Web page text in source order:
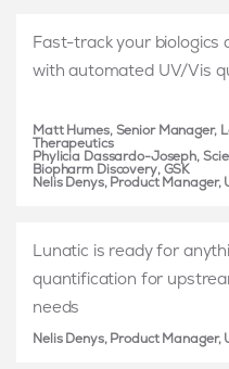
Fast-track your biologics
with automated UV/Vis
Matt Humes, Senior Manager,
Therapeutics
Phylicia Dassardo-Joseph,
Biopharm Discovery, GSK
Nelis Denys, Product Manager,
Lunatic is ready for
quantification for
needs
Nelis Denys, Product Manager,